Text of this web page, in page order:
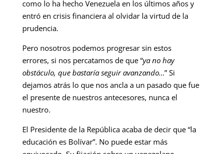
como lo ha hecho Venezuela en los últimos años y
entró en crisis financiera al olvidar la virtud de la
prudencia.
Pero nosotros podemos progresar sin estos
errores, si nos percatamos de que “ya no hay
obstáculo, que bastaría seguir avanzando…” Si
dejamos atrás lo que nos ancla a un pasado que fue
el presente de nuestros antecesores, nunca el
nuestro.
El Presidente de la República acaba de decir que “la
educación es Bolívar”. No puede estar más